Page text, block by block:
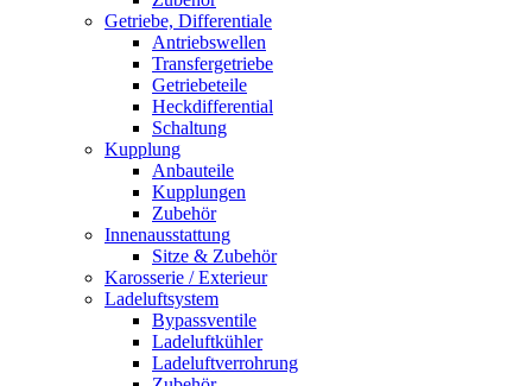
Getriebe, Differentiale
Antriebswellen
Transfergetriebe
Getriebeteile
Heckdifferential
Schaltung
Kupplung
Anbauteile
Kupplungen
Zubehör
Innenausstattung
Sitze & Zubehör
Karosserie / Exterieur
Ladeluftsystem
Bypassventile
Ladeluftkühler
Ladeluftverrohrung